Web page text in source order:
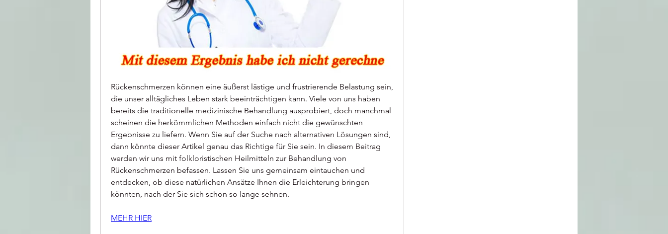
Rückenschmerzen können eine äußerst lästige und frustrierende Belastung sein,
die unser alltägliches Leben stark beeinträchtigen kann. Viele von uns haben
bereits die traditionelle medizinische Behandlung ausprobiert, doch manchmal
scheinen die herkömmlichen Methoden einfach nicht die gewünschten
Ergebnisse zu liefern. Wenn Sie auf der Suche nach alternativen Lösungen sind,
dann könnte dieser Artikel genau das Richtige für Sie sein. In diesem Beitrag
werden wir uns mit folkloristischen Heilmitteln zur Behandlung von
Rückenschmerzen befassen. Lassen Sie uns gemeinsam eintauchen und
entdecken, ob diese natürlichen Ansätze Ihnen die Erleichterung bringen
könnten, nach der Sie sich schon so lange sehnen.
MEHR HIER